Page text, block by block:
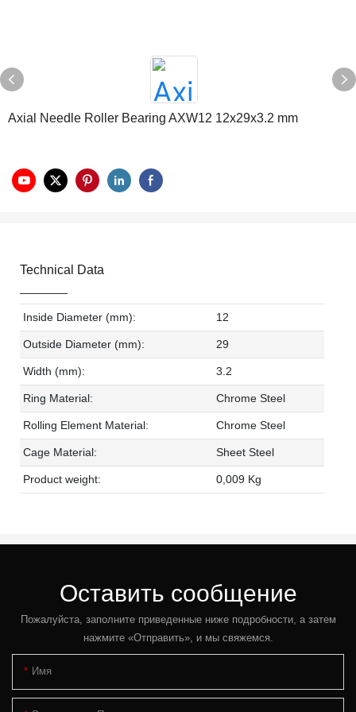
Axial Needle Roller Bearing AXW12 12x29x3.2 mm
Technical Data
Inside Diameter (mm): 12
Outside Diameter (mm): 29
Width (mm): 3.2
Ring Material: Chrome Steel
Rolling Element Material: Chrome Steel
Cage Material: Sheet Steel
Product weight: 0,009 Kg
Оставить сообщение
Пожалуйста, заполните приведенные ниже подробности, а затем
нажмите «Отправить», и мы свяжемся.
Имя